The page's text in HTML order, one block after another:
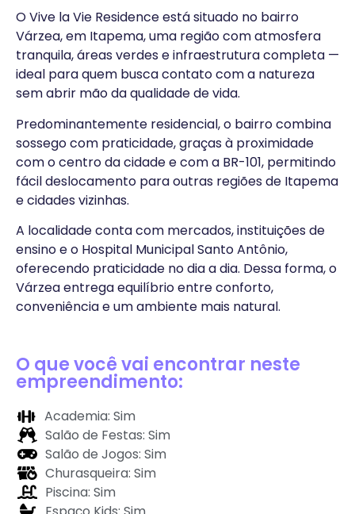
O Vive la Vie Residence está situado no bairro
Várzea, em Itapema, uma região com atmosfera
tranquila, áreas verdes e infraestrutura completa —
ideal para quem busca contato com a natureza
sem abrir mão da qualidade de vida.
Predominantemente residencial, o bairro combina
sossego com praticidade, graças à proximidade
com o centro da cidade e com a BR-101, permitindo
fácil deslocamento para outras regiões de Itapema
e cidades vizinhas.
A localidade conta com mercados, instituições de
ensino e o Hospital Municipal Santo Antônio,
oferecendo praticidade no dia a dia. Dessa forma, o
Várzea entrega equilíbrio entre conforto,
conveniência e um ambiente mais natural.
O que você vai encontrar neste
empreendimento:
Academia: Sim
Salão de Festas: Sim
Salão de Jogos: Sim
Churasqueira: Sim
Piscina: Sim